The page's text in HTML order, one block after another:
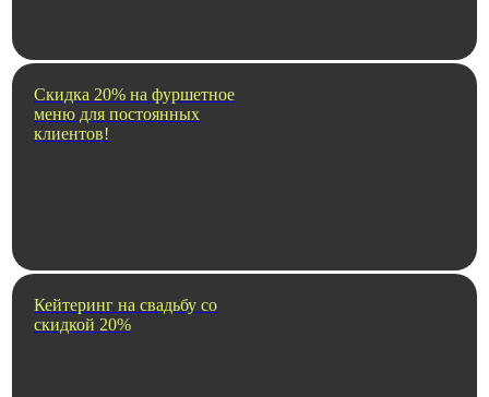
Скидка 20% на фуршетное
меню для постоянных
клиентов!
Кейтеринг на свадьбу со
скидкой 20%